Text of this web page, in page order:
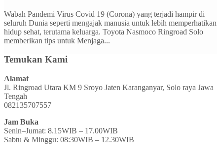
Wabah Pandemi Virus Covid 19 (Corona) yang terjadi hampir di
seluruh Dunia seperti mengajak manusia untuk lebih memperhatikan
hidup sehat, terutama keluarga. Toyota Nasmoco Ringroad Solo
memberikan tips untuk Menjaga...
Temukan Kami
Alamat
Jl. Ringroad Utara KM 9 Sroyo Jaten Karanganyar, Solo raya Jawa
Tengah
082135707557
Jam Buka
Senin–Jumat: 8.15WIB – 17.00WIB
Sabtu & Minggu: 08:30WIB – 12.30WIB